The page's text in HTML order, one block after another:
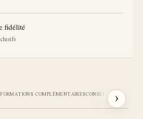
fidélité
COMPLÉMENTAIRESCONSEILS STICKI
›